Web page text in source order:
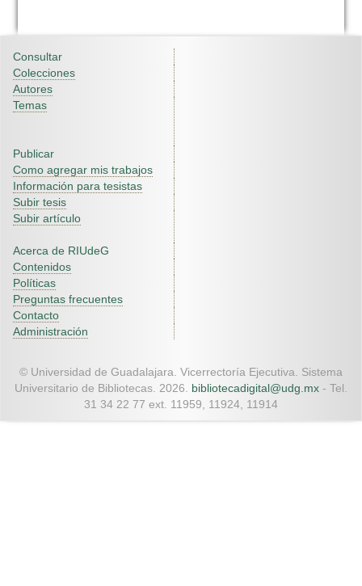
Consultar
Colecciones
Autores
Temas
Publicar
Como agregar mis trabajos
Información para tesistas
Subir tesis
Subir artículo
Acerca de RIUdeG
Contenidos
Políticas
Preguntas frecuentes
Contacto
Administración
© Universidad de Guadalajara. Vicerrectoría Ejecutiva. Sistema
Universitario de Bibliotecas. 2026. bibliotecadigital@udg.mx - Tel.
31 34 22 77 ext. 11959, 11924, 11914